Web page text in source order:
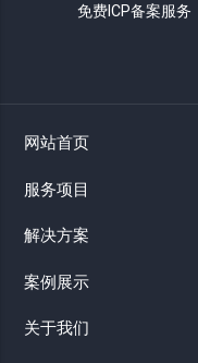
免费ICP备案服务
网站首页
服务项目
解决方案
案例展示
关于我们